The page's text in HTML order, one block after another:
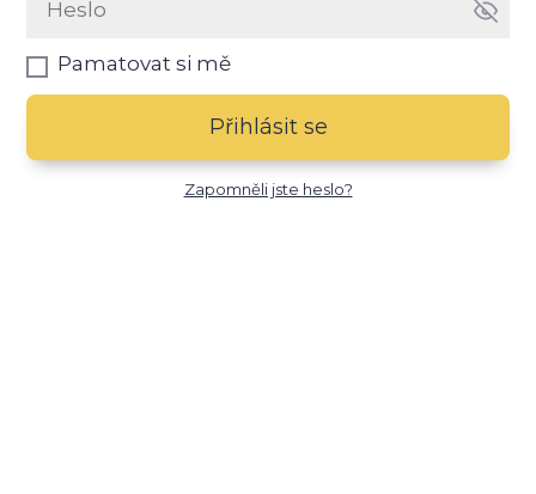
Pamatovat si mě
Přihlásit se
Zapomněli jste heslo?